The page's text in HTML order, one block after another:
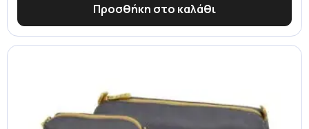
Προσθήκη στο καλάθι